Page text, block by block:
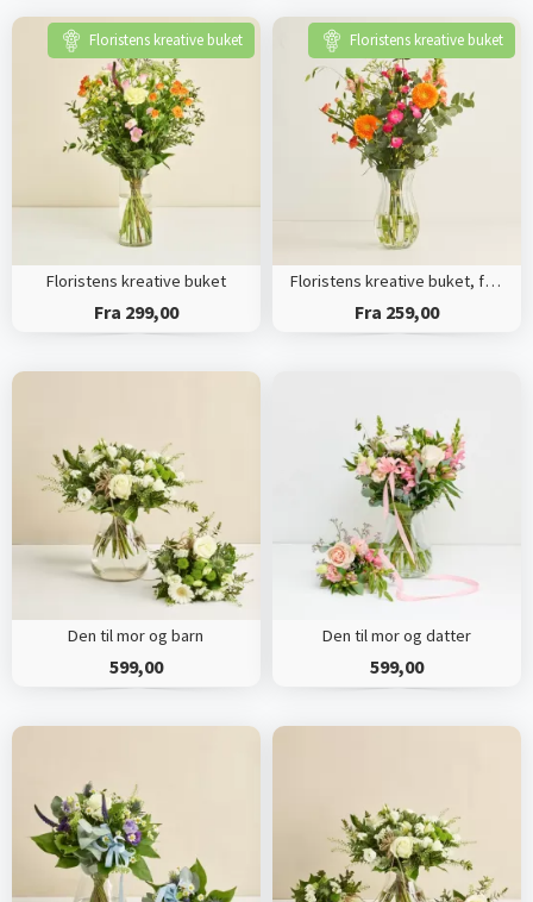
Floristens kreative buket
Floristens kreative buket
Fra 299,00
Floristens kreative buket
Floristens kreative buket, flerfarvet
Fra 259,00
Den til mor og barn
599,00
Den til mor og datter
599,00